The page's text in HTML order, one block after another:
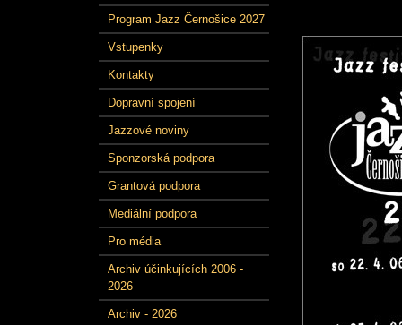
Program Jazz Černošice 2027
Vstupenky
Kontakty
Dopravní spojení
Jazzové noviny
Sponzorská podpora
Grantová podpora
Mediální podpora
Pro média
Archiv účinkujících 2006 -
2026
Archiv - 2026